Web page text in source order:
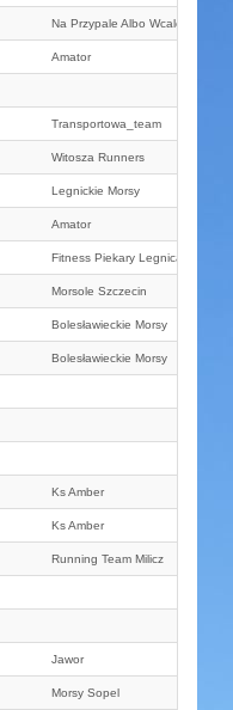
Na Przypale Albo Wcale!!!
Amator
Transportowa_team
Witosza Runners
Legnickie Morsy
Amator
Fitness Piekary Legnica
Morsole Szczecin
Bolesławieckie Morsy
Bolesławieckie Morsy
Ks Amber
Ks Amber
Running Team Milicz
Jawor
Morsy Sopel